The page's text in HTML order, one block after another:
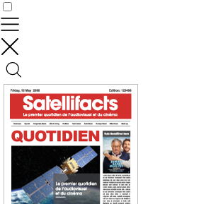
Contrôler vos données